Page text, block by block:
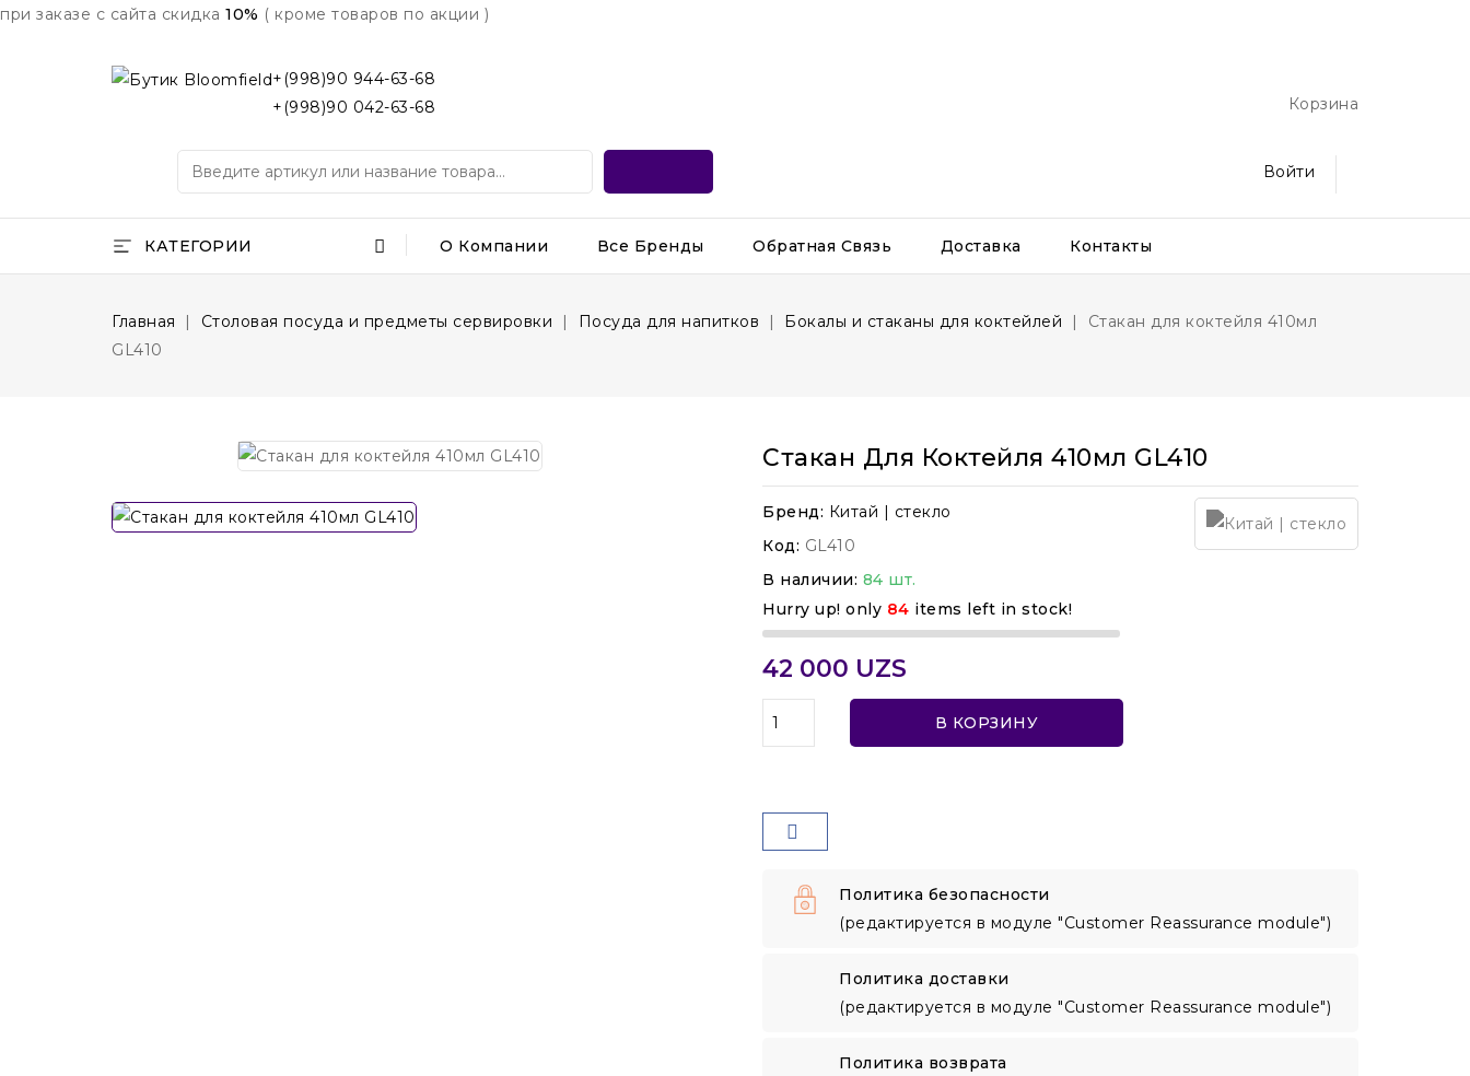
при заказе с сайта скидка 10% ( кроме товаров по акции )
Корзина
+(998)90 944-63-68
+(998)90 042-63-68
Войти
КАТЕГОРИИ О Компании Все Бренды Обратная Связь Доставка Контакты
Главная Столовая посуда и предметы сервировки Посуда для напитков Бокалы и стаканы для коктейлей
Стакан для коктейля 410мл
GL410
Стакан Для Коктейля 410мл GL410
Бренд: Китай | стекло
Код: GL410
В наличии: 84 шт.
Hurry up! only 84 items left in stock!
42 000 UZS
В КОРЗИНУ
Политика безопасности
(редактируется в модуле "Customer Reassurance module")
Политика доставки
(редактируется в модуле "Customer Reassurance module")
Политика возврата